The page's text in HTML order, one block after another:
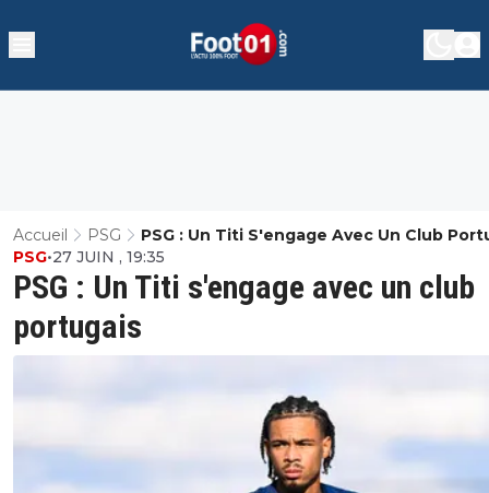
Accueil PSG PSG : Un Titi S'engage Avec Un Club
PSG : Un Titi s'engage avec un club
portugais
PSG•27 JUIN , 19:35